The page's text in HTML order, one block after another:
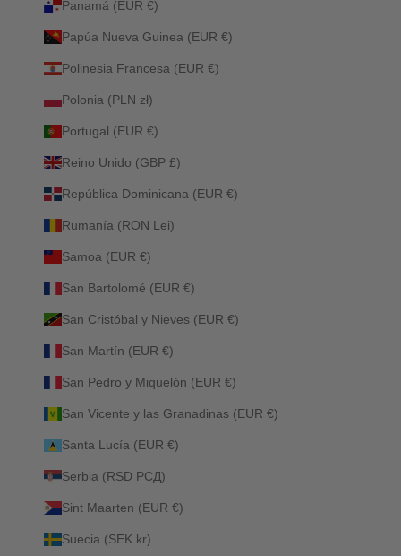
Panamá (EUR €)
Papúa Nueva Guinea (EUR €)
Polinesia Francesa (EUR €)
Polonia (PLN zł)
Portugal (EUR €)
Reino Unido (GBP £)
República Dominicana (EUR €)
Rumanía (RON Lei)
Samoa (EUR €)
San Bartolomé (EUR €)
San Cristóbal y Nieves (EUR €)
San Martín (EUR €)
San Pedro y Miquelón (EUR €)
San Vicente y las Granadinas (EUR €)
Santa Lucía (EUR €)
Serbia (RSD РСД)
Sint Maarten (EUR €)
Suecia (SEK kr)